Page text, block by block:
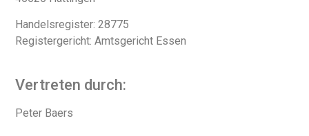
Handelsregister: 28775
Registergericht: Amtsgericht Essen
Vertreten durch:
Peter Baers